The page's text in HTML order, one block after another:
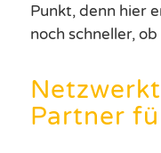
Punkt, denn hier
noch schneller,
Partner